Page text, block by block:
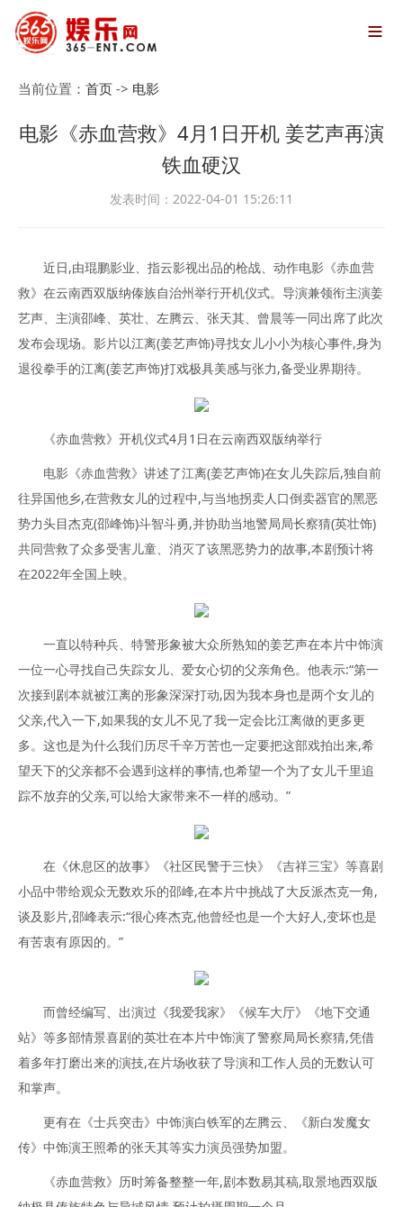

当前位置： 首页 -> 电影
电影《赤血营救》4月1日开机 姜艺声再演
铁血硬汉
发表时间：2022-04-01 15:26:11
近日,由琨鹏影业、指云影视出品的枪战、动作电影《赤血营
救》在云南西双版纳傣族自治州举行开机仪式。导演兼领衔主演姜
艺声、主演邵峰、英壮、左腾云、张天其、曾晨等一同出席了此次
发布会现场。影片以江离(姜艺声饰)寻找女儿小小为核心事件,身为
退役拳手的江离(姜艺声饰)打戏极具美感与张力,备受业界期待。
《赤血营救》开机仪式4月1日在云南西双版纳举行
电影《赤血营救》讲述了江离(姜艺声饰)在女儿失踪后,独自前
往异国他乡,在营救女儿的过程中,与当地拐卖人口倒卖器官的黑恶
势力头目杰克(邵峰饰)斗智斗勇,并协助当地警局局长察猜(英壮饰)
共同营救了众多受害儿童、消灭了该黑恶势力的故事,本剧预计将
在2022年全国上映。
一直以特种兵、特警形象被大众所熟知的姜艺声在本片中饰演
一位一心寻找自己失踪女儿、爱女心切的父亲角色。他表示:“第一
次接到剧本就被江离的形象深深打动,因为我本身也是两个女儿的
父亲,代入一下,如果我的女儿不见了我一定会比江离做的更多更
多。这也是为什么我们历尽千辛万苦也一定要把这部戏拍出来,希
望天下的父亲都不会遇到这样的事情,也希望一个为了女儿千里追
踪不放弃的父亲,可以给大家带来不一样的感动。”
在《休息区的故事》《社区民警于三快》《吉祥三宝》等喜剧
小品中带给观众无数欢乐的邵峰,在本片中挑战了大反派杰克一角,
谈及影片,邵峰表示:“很心疼杰克,他曾经也是一个大好人,变坏也是
有苦衷有原因的。”
而曾经编写、出演过《我爱我家》《候车大厅》《地下交通
站》等多部情景喜剧的英壮在本片中饰演了警察局局长察猜,凭借
着多年打磨出来的演技,在片场收获了导演和工作人员的无数认可
和掌声。
更有在《士兵突击》中饰演白铁军的左腾云、《新白发魔女
传》中饰演王照希的张天其等实力演员强势加盟。
《赤血营救》历时筹备整整一年,剧本数易其稿,取景地西双版